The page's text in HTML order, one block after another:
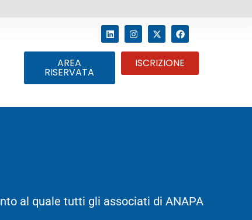
AREA
RISERVATA
ISCRIZIONE
al quale tutti gli associati di ANAPA